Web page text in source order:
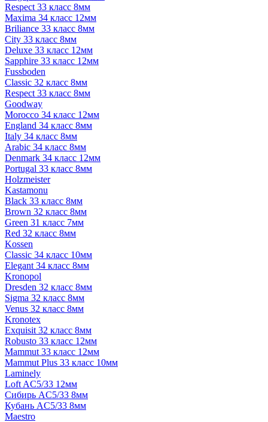
Respect 33 класс 8мм
Maxima 34 класс 12мм
Briliance 33 класс 8мм
City 33 класс 8мм
Deluxe 33 класс 12мм
Sapphire 33 класс 12мм
Fussboden
Classic 32 класс 8мм
Respect 33 класс 8мм
Goodway
Morocco 34 класс 12мм
England 34 класс 8мм
Italy 34 класс 8мм
Arabic 34 класс 8мм
Denmark 34 класс 12мм
Portugal 33 класс 8мм
Holzmeister
Kastamonu
Black 33 класс 8мм
Brown 32 класс 8мм
Green 31 класс 7мм
Red 32 класс 8мм
Kossen
Classic 34 класс 10мм
Elegant 34 класс 8мм
Kronopol
Dresden 32 класс 8мм
Sigma 32 класс 8мм
Venus 32 класс 8мм
Kronotex
Exquisit 32 класс 8мм
Robusto 33 класс 12мм
Mammut 33 класс 12мм
Mammut Plus 33 класс 10мм
Laminely
Loft AC5/33 12мм
Сибирь AC5/33 8мм
Кубань AC5/33 8мм
Maestro